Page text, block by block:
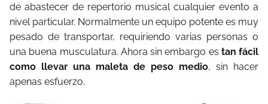
de abastecer de repertorio musical cualquier evento a
nivel particular. Normalmente un equipo potente es muy
pesado de transportar, requiriendo varias personas o
una buena musculatura. Ahora sin embargo es tan fácil
como llevar una maleta de peso medio, sin hacer
apenas esfuerzo.